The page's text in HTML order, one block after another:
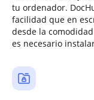
tu ordenador.
facilidad que en
desde la
es necesario